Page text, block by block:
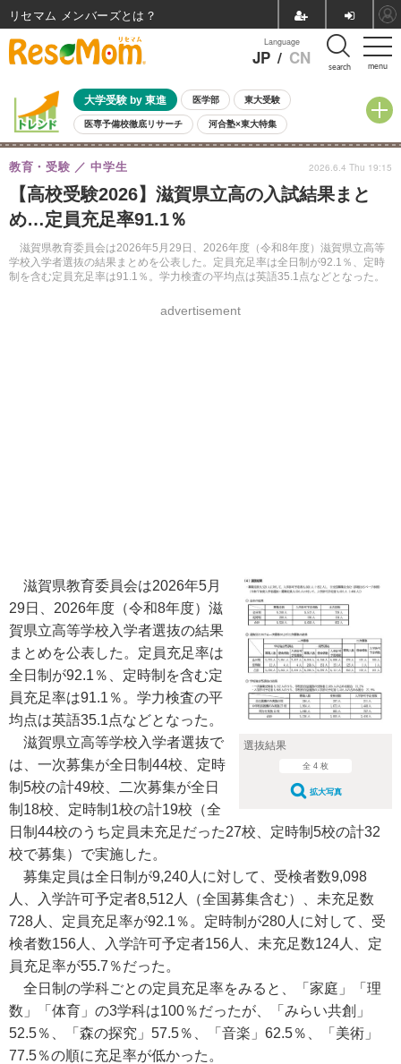
menu
Language
JP / CN search
大学受験 by 東進 医学部 東大受験
医専予備校徹底リサーチ 河合塾×東大特集
親子で考える大学選び 高校受験 中学受験 小学校受験
共通テスト 夏休み
8月開催イベント・WS 全国公立高校 過去問 人気記事
自由研究教材（小学生向け） 自由研究教材（中学生向け）
【高校受験2026】滋賀県立高の入試結果まと
め…定員充足率91.1％
滋賀県教育委員会は2026年5月29日、2026年度（令和8年度）滋賀県立高等
学校入学者選抜の結果まとめを公表した。定員充足率は全日制が92.1％、定時
制を含む定員充足率は91.1％。学力検査の平均点は英語35.1点などとなった。
教育・受験 中学生
advertisement
2026.6.4 Thu 19:15
選抜結果
全 4 枚
拡大写真
滋賀県教育委員会は2026年5月
29日、2026年度（令和8年度）滋
賀県立高等学校入学者選抜の結果
まとめを公表した。定員充足率は
全日制が92.1％、定時制を含む定
員充足率は91.1％。学力検査の平
均点は英語35.1点などとなった。
滋賀県立高等学校入学者選抜で
は、一次募集が全日制44校、定時
制5校の計49校、二次募集が全日
制18校、定時制1校の計19校（全
日制44校のうち定員未充足だった27校、定時制5校の計32
校で募集）で実施した。
募集定員は全日制が9,240人に対して、受検者数9,098
人、入学許可予定者8,512人（全国募集含む）、未充足数
728人、定員充足率が92.1％。定時制が280人に対して、受
検者数156人、入学許可予定者156人、未充足数124人、定
員充足率が55.7％だった。
全日制の学科ごとの定員充足率をみると、「家庭」「理
数」「体育」の3学科は100％だったが、「みらい共創」
52.5％、「森の探究」57.5％、「音楽」62.5％、「美術」
77.5％の順に充足率が低かった。
リセマム メンバーズ